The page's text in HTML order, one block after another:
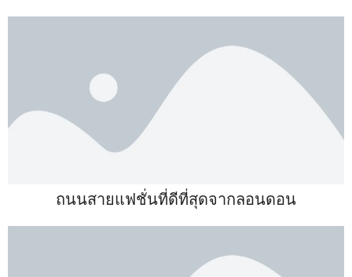
ถนนสายแฟชั่นที่ดีที่สุดจากลอนดอน